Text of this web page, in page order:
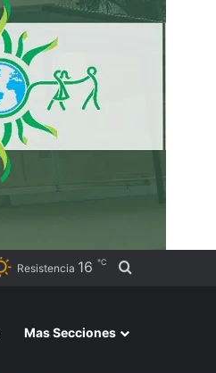
Resistencia 16 ℃ Buscar por
Mas Secciones